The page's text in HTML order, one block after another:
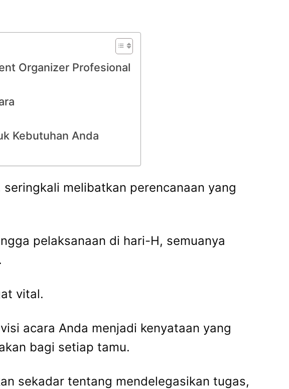
Organizer Profesional
Kebutuhan Anda
melibatkan perencanaan yang
pelaksanaan di hari-H, semuanya
vital.
acara Anda menjadi kenyataan yang
bagi setiap tamu.
sekadar tentang mendelegasikan tugas,